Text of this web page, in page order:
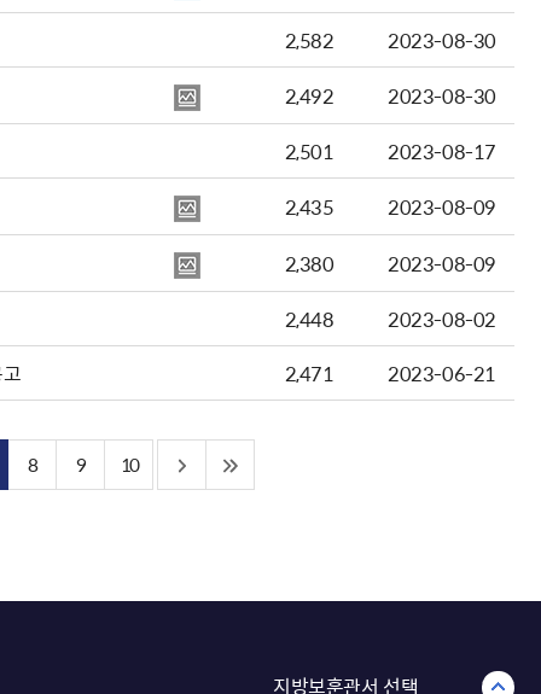
2,582
2023-08-30
2,492
2023-08-30
2,501
2023-08-17
2,435
2023-08-09
2,380
2023-08-09
2,448
2023-08-02
2,471 2023-06-21
8 9 10
지방보훈관서 선택